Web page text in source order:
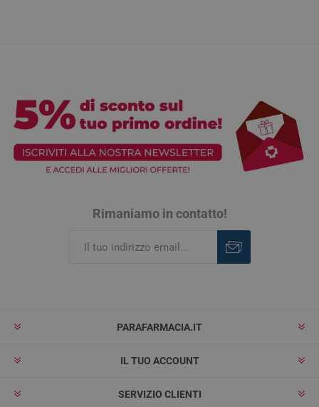
Rimaniamo in contatto!
PARAFARMACIA.IT
IL TUO ACCOUNT
SERVIZIO CLIENTI